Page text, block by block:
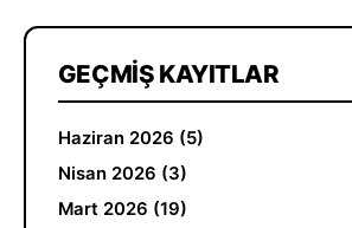
GEÇMIŞ KAYITLAR
Haziran 2026 (5)
Nisan 2026 (3)
Mart 2026 (19)